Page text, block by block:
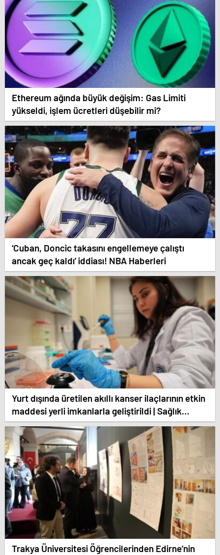
Ethereum ağında büyük değişim: Gas Limiti
yükseldi, işlem ücretleri düşebilir mi?
‘Cuban, Doncic takasını engellemeye çalıştı
ancak geç kaldı’ iddiası! NBA Haberleri
Yurt dışında üretilen akıllı kanser ilaçlarının etkin
maddesi yerli imkanlarla geliştirildi | Sağlık
Haberleri
Trakya Üniversitesi Öğrencilerinden Edirne’nin